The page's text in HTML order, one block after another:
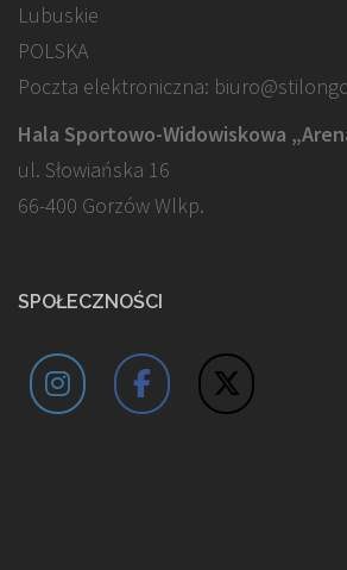
Lubuskie
POLSKA
Poczta elektroniczna:
Hala Sportowo-Widowiskowa
ul. Słowiańska 16
66-400 Gorzów Wlkp.
SPOŁECZNOŚCI